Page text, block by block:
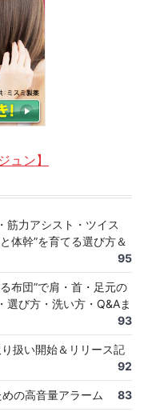
ュン】
筋力アシスト・ツイス
体幹”を育てる選び方＆
95
布団”で肩・首・足元の
選び方・洗い方・Q&Aま
93
扱い開始＆リリース記
92
の高音量アラーム 83